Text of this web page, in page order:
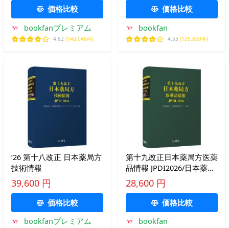
価格比較
bookfanプレミアム
4.62 (140,946件)
価格比較
bookfan
4.55 (125,859件)
’26 第十八改正 日本薬局方
技術情報
39,600 円
価格比較
bookfanプレミアム
第十九改正日本薬局方医薬
品情報 JPDI2026/日本薬剤
師研修センター
28,600 円
価格比較
bookfan